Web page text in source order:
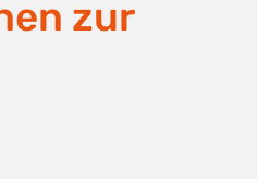
zur